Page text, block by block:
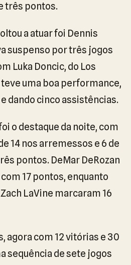
três pontos.
a atuar foi Dennis
suspenso por três jogos
Luka Doncic, do Los
uma boa performance,
dando cinco assistências.
o destaque da noite, com
14 nos arremessos e 6 de
pontos. DeMar DeRozan
17 pontos, enquanto
LaVine marcaram 16
agora com 12 vitórias e 30
sequência de sete jogos